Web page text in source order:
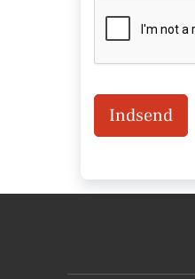
Indsend